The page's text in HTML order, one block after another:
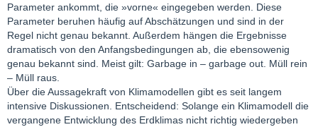
Parameter ankommt, die »vorne« eingegeben werden. Diese
Parameter beruhen häufig auf Abschätzungen und sind in der
Regel nicht genau bekannt. Außerdem hängen die Ergebnisse
dramatisch von den Anfangsbedingungen ab, die ebensowenig
genau bekannt sind. Meist gilt: Garbage in – garbage out. Müll rein
– Müll raus.
Über die Aussagekraft von Klimamodellen gibt es seit langem
intensive Diskussionen. Entscheidend: Solange ein Klimamodell die
vergangene Entwicklung des Erdklimas nicht richtig wiedergeben